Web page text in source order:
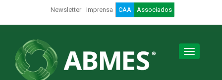
Newsletter Imprensa CAA Associados
Toggle